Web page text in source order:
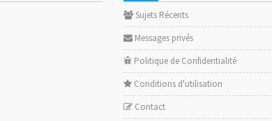
Sujets Récents
Messages privés
Politique de Confidentialité
Conditions d'utilisation
Contact